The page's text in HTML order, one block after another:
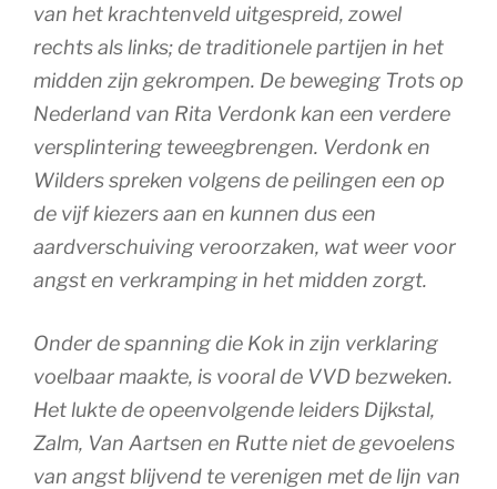
van het krachtenveld uitgespreid, zowel
rechts als links; de traditionele partijen in het
midden zijn gekrompen. De beweging Trots op
Nederland van Rita Verdonk kan een verdere
versplintering teweegbrengen. Verdonk en
Wilders spreken volgens de peilingen een op
de vijf kiezers aan en kunnen dus een
aardverschuiving veroorzaken, wat weer voor
angst en verkramping in het midden zorgt.
Onder de spanning die Kok in zijn verklaring
voelbaar maakte, is vooral de VVD bezweken.
Het lukte de opeenvolgende leiders Dijkstal,
Zalm, Van Aartsen en Rutte niet de gevoelens
van angst blijvend te verenigen met de lijn van